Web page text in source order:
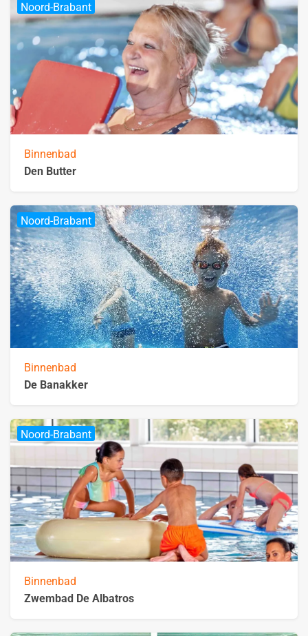
Noord-Brabant
Binnenbad
Den Butter
Noord-Brabant
Binnenbad
De Banakker
Noord-Brabant
Binnenbad
Zwembad De Albatros